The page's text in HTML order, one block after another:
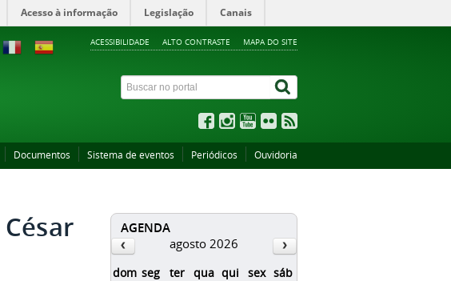
Acesso à informação Legislação Canais
ACESSIBILIDADE ALTO CONTRASTE MAPA DO SITE
Documentos Sistema de eventos Periódicos Ouvidoria
AGENDA
agosto 2026
dom seg ter qua qui sex sáb